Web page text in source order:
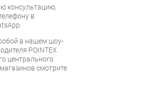
консультацию,
в
в нашем шоу-
POINTEX
центрального
смотрите